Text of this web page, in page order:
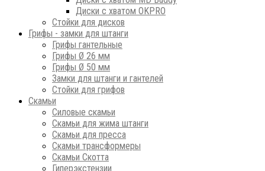
Диски с хватом OKPRO
Стойки для дисков
Грифы - замки для штанги
Грифы гантельные
Грифы Ø 26 мм
Грифы Ø 50 мм
Замки для штанги и гантелей
Стойки для грифов
Скамьи
Силовые скамьи
Скамьи для жима штанги
Скамьи для пресса
Скамьи трансформеры
Скамьи Скотта
Гиперэкстензии